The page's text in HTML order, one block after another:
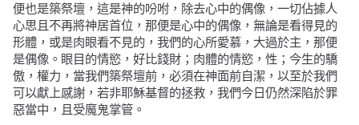
便也是築祭壇，這是神的吩咐，除去心中的偶像，一切佔據人
心思且不再將神居首位，那便是心中的偶像，無論是看得見的
形體，或是肉眼看不見的，我們的心所愛慕，大過於主，那便
是偶像。眼目的情慾，好比錢財；肉體的情慾，性；今生的驕
傲，權力，當我們築祭壇前，必須在神面前自潔，以至於我們
可以獻上感謝，若非耶穌基督的拯救，我們今日仍然深陷於罪
惡當中，且受魔鬼掌管。